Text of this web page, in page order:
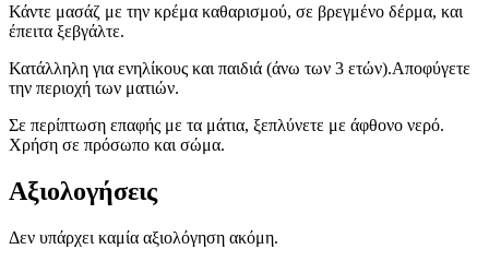
Κάντε μασάζ με την κρέμα καθαρισμού, σε βρεγμένο δέρμα, και
έπειτα ξεβγάλτε.
Κατάλληλη για ενηλίκους και παιδιά (άνω των 3 ετών).Αποφύγετε
την περιοχή των ματιών.
Σε περίπτωση επαφής με τα μάτια, ξεπλύνετε με άφθονο νερό.
Χρήση σε πρόσωπο και σώμα.
Αξιολογήσεις
Δεν υπάρχει καμία αξιολόγηση ακόμη.